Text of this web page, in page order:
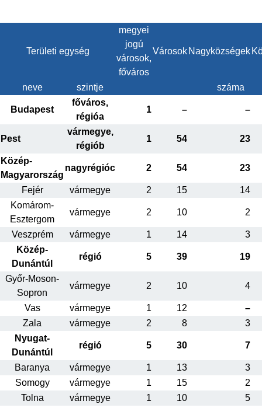
Területi egység
megyei
jogú
városok,
főváros
Városok Nagyközségek
neve szintje száma
Budapest
főváros,
régióa
1 – –
Pest
vármegye,
régiób
1 54 23
Közép-
Magyarország
nagyrégióc 2 54 23
Fejér vármegye 2 15
14
Komárom-
Esztergom
vármegye 2 10 2
Veszprém vármegye 1 14
3
Közép-
Dunántúl
régió 5 39 19
Győr-Moson-
Sopron
vármegye 2 10 4
Vas vármegye 1 12
–
Zala
vármegye 2 8
3
Nyugat-
Dunántúl
régió 5 30 7
Baranya vármegye 1 13
3
Somogy
vármegye 1 15
2
Tolna
vármegye 1 10
5